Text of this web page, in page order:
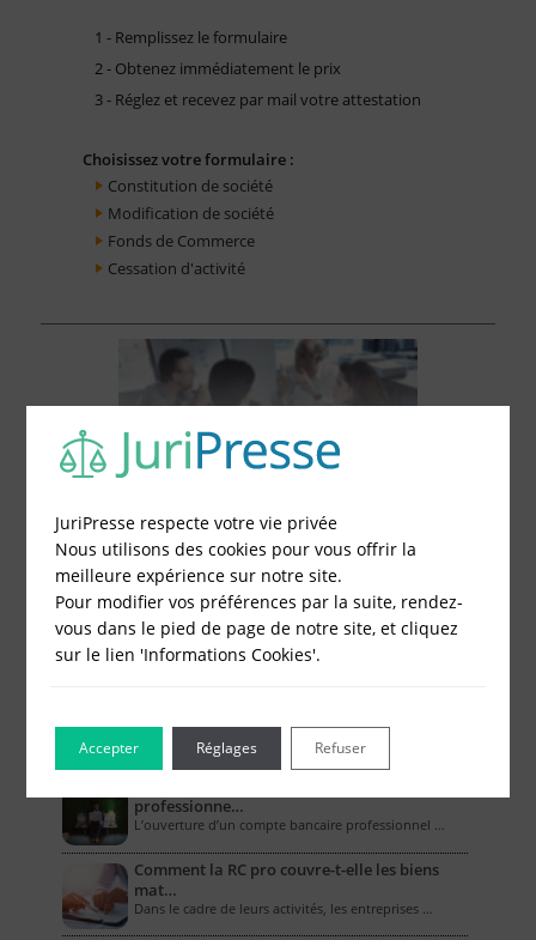
1 - Remplissez le formulaire
2 - Obtenez immédiatement le prix
3 - Réglez et recevez par mail votre attestation
Choisissez votre formulaire :
Constitution de société
Modification de société
Fonds de Commerce
Cessation d'activité
professionne…
L’ouverture d’un compte bancaire professionnel …
Comment la RC pro couvre-t-elle les biens
mat…
Dans le cadre de leurs activités, les entreprises …
JuriPresse respecte votre vie privée
Nous utilisons des cookies pour vous offrir la
meilleure expérience sur notre site.
Pour modifier vos préférences par la suite, rendez-
vous dans le pied de page de notre site, et cliquez
sur le lien 'Informations Cookies'.
Accepter Refuser
Réglages